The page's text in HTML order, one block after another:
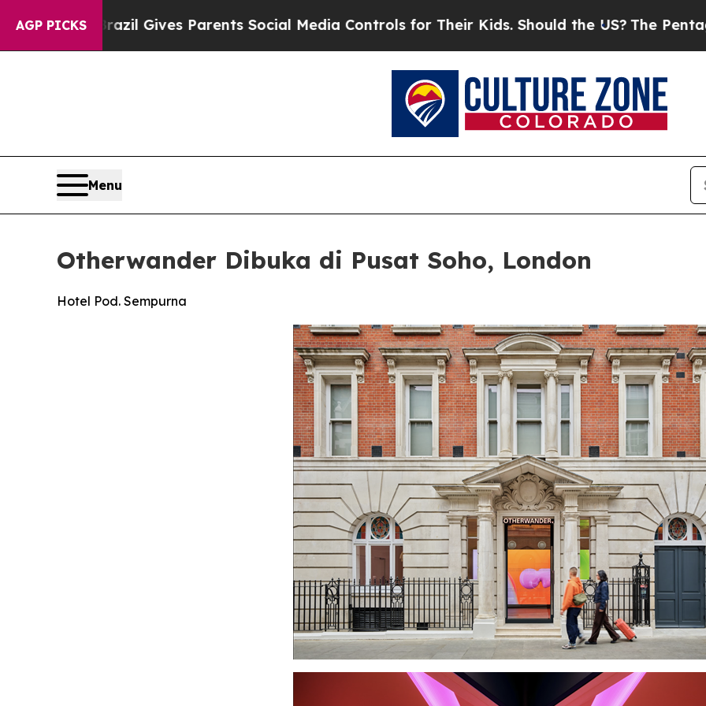
AGP PICKS
Gives Parents Social Media Controls for Their Kids. Should the US? The Pentagon Is Posting
Menu
Otherwander Dibuka di Pusat Soho, London
Hotel Pod. Sempurna